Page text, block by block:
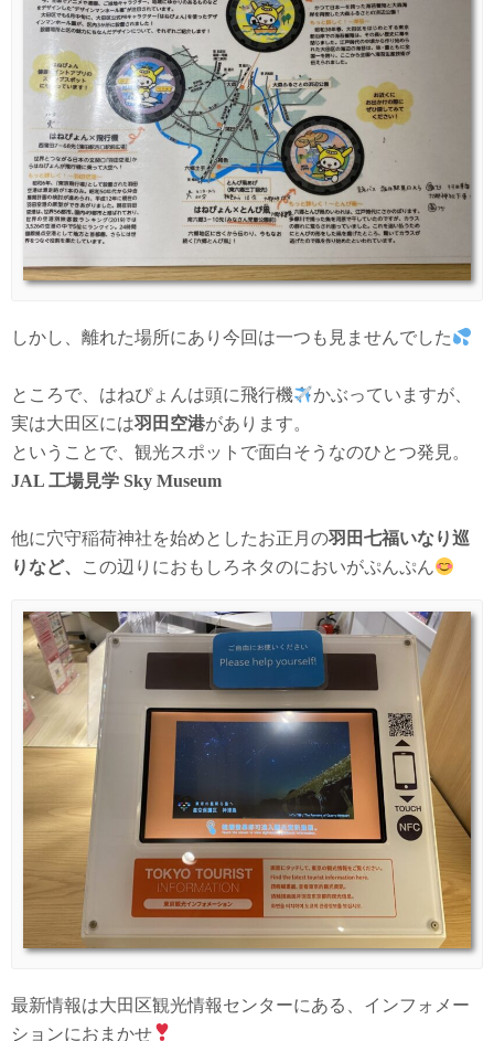
しかし、離れた場所にあり今回は一つも見ませんでした
ところで、はねぴょんは頭に飛行機
かぶっていますが、
実は大田区には羽田空港があります。
ということで、観光スポットで面白そうなのひとつ発見。
JAL 工場見学 Sky Museum
他に穴守稲荷神社を始めとしたお正月の羽田七福いなり巡
りなど、
この辺りにおもしろネタのにおいがぷんぷん
最新情報は大田区観光情報センターにある、インフォメー
ションにおまかせ